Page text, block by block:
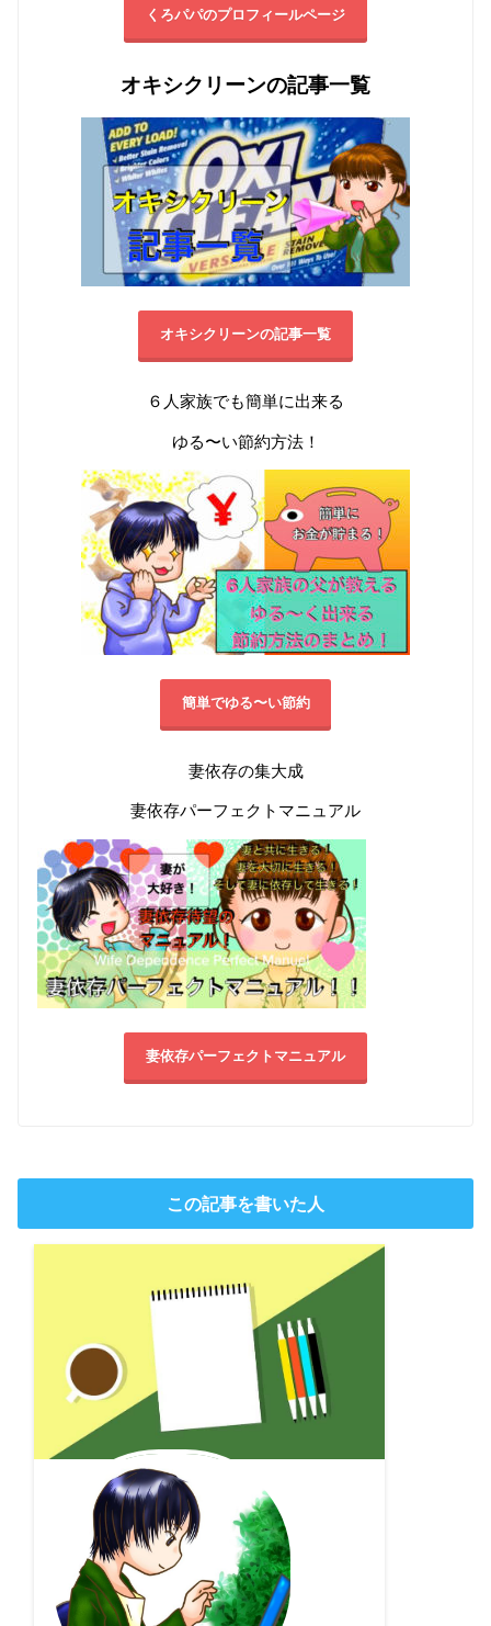
くろパパのプロフィールページ
オキシクリーンの記事一覧
オキシクリーンの記事一覧
６人家族でも簡単に出来る
ゆる〜い節約方法！
簡単でゆる〜い節約
妻依存の集大成
妻依存パーフェクトマニュアル
妻依存パーフェクトマニュアル
この記事を書いた人